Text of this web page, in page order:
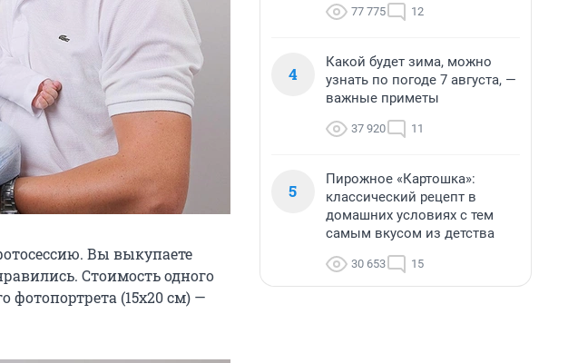
Вы выкупаете
Стоимость одного
фотопортрета (15х20 см) —
77 775 12
4
Какой будет зима, можно
узнать по погоде 7 августа, —
важные приметы
37 920 11
5
Пирожное «Картошка»:
классический рецепт в
домашних условиях с тем
самым вкусом из детства
30 653 15